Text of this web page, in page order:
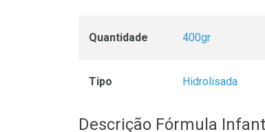
Quantidade 400gr
Tipo Hidrolisada
Descrição Fórmula